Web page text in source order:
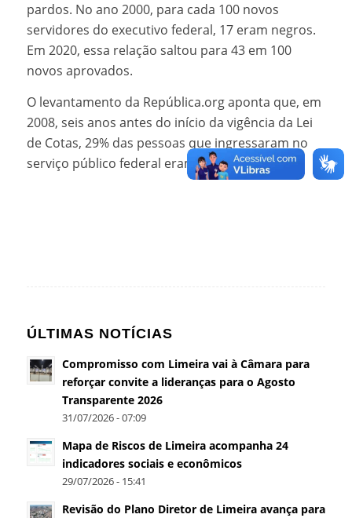
pardos. No ano 2000, para cada 100 novos
servidores do executivo federal, 17 eram negros.
Em 2020, essa relação saltou para 43 em 100
novos aprovados.
O levantamento da República.org aponta que, em
2008, seis anos antes do início da vigência da Lei
de Cotas, 29% das pessoas que ingressaram no
serviço público federal eram negras.
ÚLTIMAS NOTÍCIAS
Compromisso com Limeira vai à Câmara para
reforçar convite a lideranças para o Agosto
Transparente 2026
31/07/2026 - 07:09
Mapa de Riscos de Limeira acompanha 24
indicadores sociais e econômicos
29/07/2026 - 15:41
Revisão do Plano Diretor de Limeira avança para